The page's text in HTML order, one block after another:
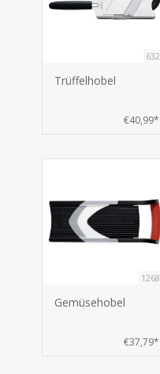
Trüffelhobel
€40,99*
Gemüsehobel
€37,79*